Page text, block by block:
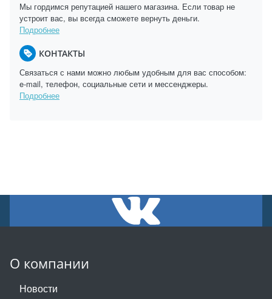
Мы гордимся репутацией нашего магазина. Если товар не
устроит вас, вы всегда сможете вернуть деньги.
Подробнее
КОНТАКТЫ
Связаться с нами можно любым удобным для вас способом:
e-mail, телефон, социальные сети и мессенджеры.
Подробнее
О компании
Новости